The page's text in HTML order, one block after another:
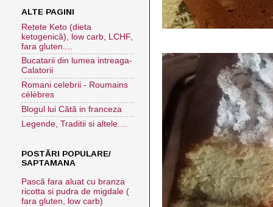
ALTE PAGINI
Retete Keto (dieta
ketogenică), low carb, LCHF,
fara gluten....
Bucatarii din lumea intreaga-
Calatorii
Romani celebrii - Roumains
célèbres
Blogul lui Cătă in franceza
Legende, Traditii si altele....
POSTĂRI POPULARE/
SAPTAMANA
Pască fara aluat cu branza
ricotta si pudra de migdale (
fara gluten, low carb)